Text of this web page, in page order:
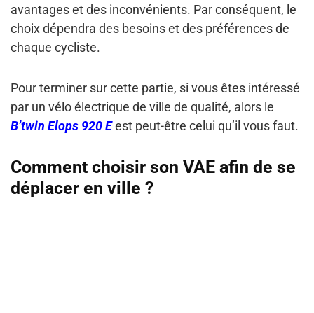
avantages et des inconvénients. Par conséquent, le
choix dépendra des besoins et des préférences de
chaque cycliste.
Pour terminer sur cette partie, si vous êtes intéressé
par un vélo électrique de ville de qualité, alors le
B’twin Elops 920 Eest peut-être celui qu’il vous faut.
Comment choisir son VAE afin de se
déplacer en ville ?